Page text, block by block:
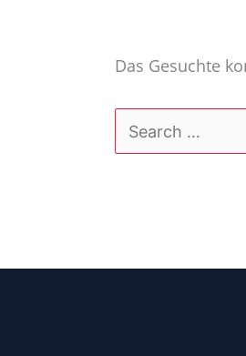
Das Gesuchte
Suchen
nach: